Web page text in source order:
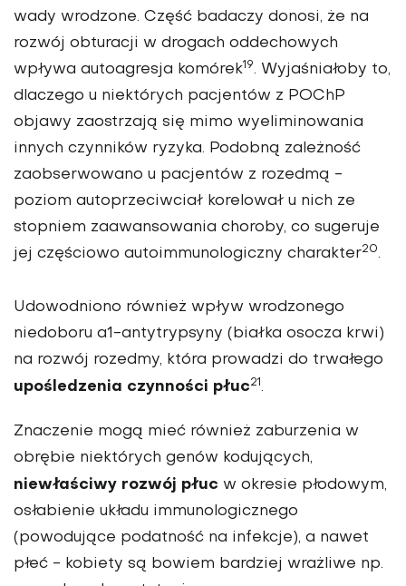
wady wrodzone. Część badaczy donosi, że na
rozwój obturacji w drogach oddechowych
wpływa autoagresja komórek19. Wyjaśniałoby to,
dlaczego u niektórych pacjentów z POChP
objawy zaostrzają się mimo wyeliminowania
innych czynników ryzyka. Podobną zależność
zaobserwowano u pacjentów z rozedmą -
poziom autoprzeciwciał korelował u nich ze
stopniem zaawansowania choroby, co sugeruje
jej częściowo autoimmunologiczny charakter20.
Udowodniono również wpływ wrodzonego
niedoboru a1-antytrypsyny (białka osocza krwi)
na rozwój rozedmy, która prowadzi do trwałego
upośledzenia czynności płuc21.
Znaczenie mogą mieć również zaburzenia w
obrębie niektórych genów kodujących,
niewłaściwy rozwój płuc w okresie płodowym,
osłabienie układu immunologicznego
(powodujące podatność na infekcje), a nawet
płeć - kobiety są bowiem bardziej wrażliwe np.